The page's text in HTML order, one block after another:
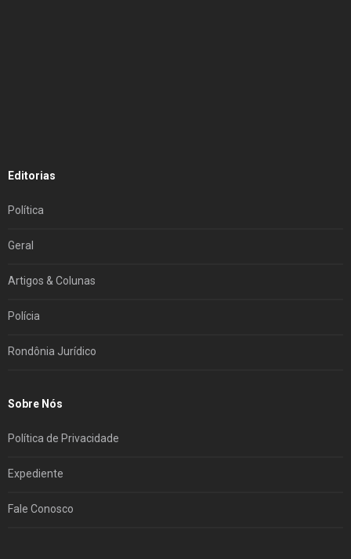
Editorias
Política
Geral
Artigos & Colunas
Polícia
Rondônia Jurídico
Sobre Nós
Política de Privacidade
Expediente
Fale Conosco